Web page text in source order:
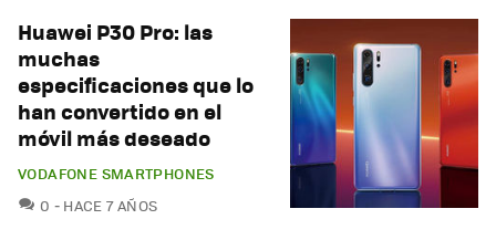
Huawei P30 Pro: las
muchas
especificaciones que lo
han convertido en el
móvil más deseado
VODAFONE SMARTPHONES
0 COMENTARIOS
HACE 7 AÑOS